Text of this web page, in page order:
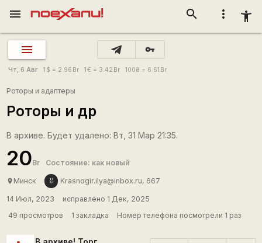
more_vert accessibility_new
search
menu
vpn_key
Чт, 6 Авг 1 $ = 2.96 Br 1€ = 3.42 Br 100₴ = 6.61 Br
Роторы и адаптеры
Роторы и др
В архиве. Будет удалено: Вт, 31 Мар 21:35.
20Br Состояние: как новый
place Минск Krasnogir.ilya@inbox.ru, 667
14 Июл, 2023
исправлено 1 Дек, 2025
49 просмотров
1 закладка Номер телефона посмотрели 1 раз